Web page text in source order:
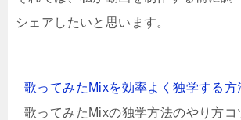
シェアしたいと思います。
歌ってみたMixを効率よく独学する方
歌ってみたMixの独学方法のやり方コ